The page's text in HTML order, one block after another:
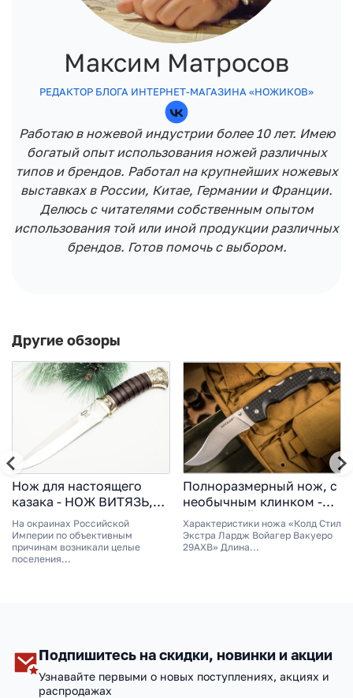
Максим Матросов
РЕДАКТОР БЛОГА ИНТЕРНЕТ-МАГАЗИНА «НОЖИКОВ»
Работаю в ножевой индустрии более 10 лет. Имею
богатый опыт использования ножей различных
типов и брендов. Работал на крупнейших ножевых
выставках в России, Китае, Германии и Франции.
Делюсь с читателями собственным опытом
использования той или иной продукции различных
брендов. Готов помочь с выбором.
Другие обзоры
Нож для настоящего
казака - НОЖ ВИТЯЗЬ,
СТАЛЬ 95Х18, РУКОЯТЬ
ВЕНГЕ
На окраинах Российской
Империи по объективным
причинам возникали целые
поселения...
Полноразмерный нож, с
необычным клинком -
СКЛАДНОЙ НОЖ COLD
STEEL EXTRA LARGE
VOYAGER VAQUERO
Характеристики ножа «Колд Стил
Экстра Лардж Войагер Вакуеро
29АХВ» Длина...
Подпишитесь на скидки, новинки и акции
Узнавайте первыми о новых поступлениях, акциях и
распродажах